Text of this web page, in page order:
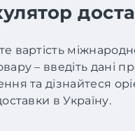
вартість
– введіть дані
та дізнайтеся
в Україну.